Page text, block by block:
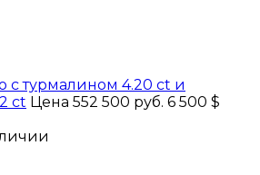
с турмалином 4.20 ct и
ct Цена 552 500 руб. 6 500 $